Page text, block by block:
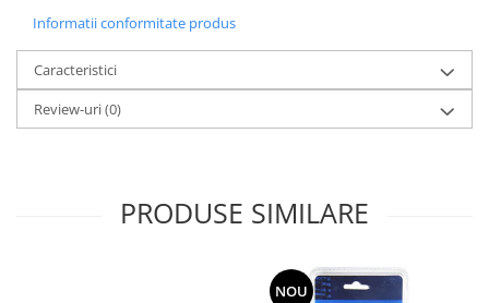
Informatii conformitate produs
Caracteristici
Review-uri(0)
PRODUSE SIMILARE
NOU